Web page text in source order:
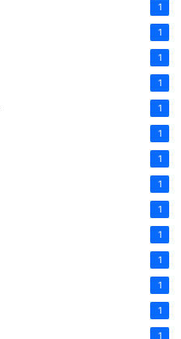
1
1
1
1
1
1
1
1
1
1
1
1
1
1